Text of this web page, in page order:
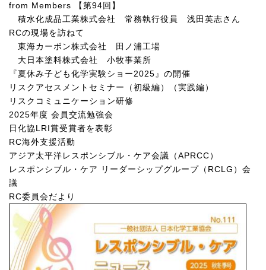
from Members
【第94回】
積水化成品工業株式会社 常務執行役員 浅田英志さん
RCの現場を訪ねて
東海カーボン株式会社 田ノ浦工場
大日本塗料株式会社 小牧事業所
『夏休み子ども化学実験ショー2025 』の開催
リスクアセスメントセミナー（初級編）（実践編）
リスクコミュニケーション研修
2025年度 会員交流勉強会
日化協LRI賞受賞者を表彰
RC海外支援活動
アジア太平洋レスポンシブル・ケア会議（APRCC）
レスポンシブル・ケア リーダーシップグループ（ RCLG ）会
議
RC委員会だより